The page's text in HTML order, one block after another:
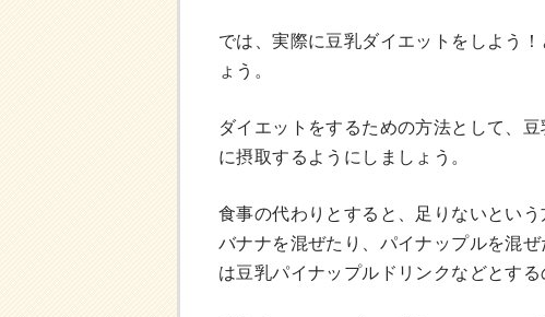
では、実際に豆乳ダイエットをしよう
ょう。
ダイエットをするための方法として、
に摂取するようにしましょう。
食事の代わりとすると、足りないとい
バナナを混ぜたり、パイナップルを混
は豆乳パイナップルドリンクなどとする